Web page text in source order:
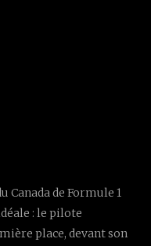
Canada de Formule 1
: le pilote
place, devant son